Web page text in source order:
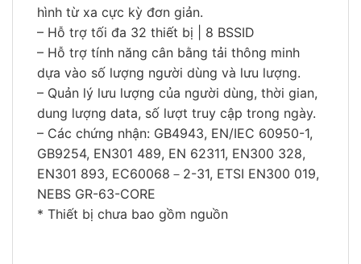
hình từ xa cực kỳ đơn giản.
– Hỗ trợ tối đa 32 thiết bị | 8 BSSID
– Hỗ trợ tính năng cân bằng tải thông minh
dựa vào số lượng người dùng và lưu lượng.
– Quản lý lưu lượng của người dùng, thời gian,
dung lượng data, số lượt truy cập trong ngày.
– Các chứng nhận: GB4943, EN/IEC 60950-1,
GB9254, EN301 489, EN 62311, EN300 328,
EN301 893, EC60068－2-31, ETSI EN300 019,
NEBS GR-63-CORE
* Thiết bị chưa bao gồm nguồn